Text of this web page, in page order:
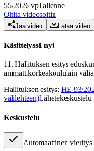
55/2026 vpTallenne
Ohita videosoitin
Jaa video Lataa video
Käsittelyssä nyt
11. Hallituksen esitys
ammattikorkeakoululain
Hallituksen esitys: HE 93/
välilehteen)Lähetekeskustelu
Keskustelu
Automaattinen vieritys